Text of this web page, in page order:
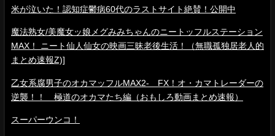
米が泣いた！認知症鬱病60代のラストサイト絶賛！公開中
魔法熟女/美魔女ッ娘メグみみちゃんのニートッフルステーション
MAX！ ニート仙人仙女の映画三昧老後生活！（無職孤独居老人的
まとめ速報Z)]
乙女系腐男子のオカマッフルMAX2- FX！オ・カマトレーダーの
逆襲！！ 極道のオカマたち編（おもしろ動画まとめ速報）
スーパーウンコ！